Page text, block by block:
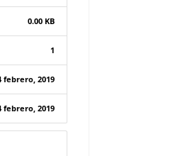
0.00 KB
1
febrero, 2019
febrero, 2019